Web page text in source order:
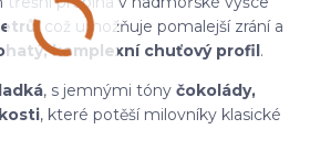
, což umožňuje pomalejší zrání a
komplexní chuťový profil .
, s jemnými tóny čokolády,
, které potěší milovníky klasické